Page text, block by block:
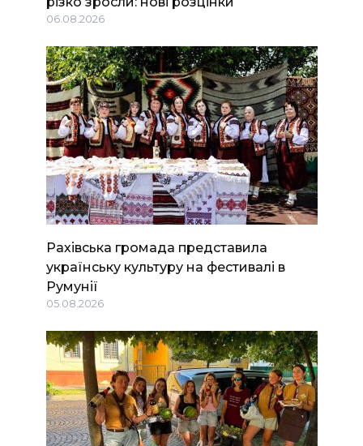
06.08.2026
Рахівська громада представила
українську культуру на фестивалі в
Румунії
05.08.2026